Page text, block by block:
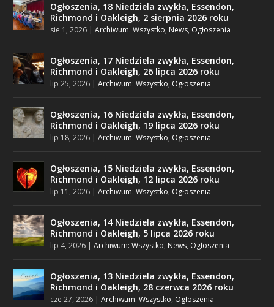
Ogłoszenia, 18 Niedziela zwykła, Essendon,
Richmond i Oakleigh, 2 sierpnia 2026 roku
sie 1, 2026 |Archiwum: Wszystko, News, Ogłoszenia
Ogłoszenia, 17 Niedziela zwykła, Essendon,
Richmond i Oakleigh, 26 lipca 2026 roku
lip 25, 2026 |Archiwum: Wszystko, Ogłoszenia
Ogłoszenia, 16 Niedziela zwykła, Essendon,
Richmond i Oakleigh, 19 lipca 2026 roku
lip 18, 2026 |Archiwum: Wszystko, Ogłoszenia
Ogłoszenia, 15 Niedziela zwykła, Essendon,
Richmond i Oakleigh, 12 lipca 2026 roku
lip 11, 2026 |Archiwum: Wszystko, Ogłoszenia
Ogłoszenia, 14 Niedziela zwykła, Essendon,
Richmond i Oakleigh, 5 lipca 2026 roku
lip 4, 2026 |Archiwum: Wszystko, News, Ogłoszenia
Ogłoszenia, 13 Niedziela zwykła, Essendon,
Richmond i Oakleigh, 28 czerwca 2026 roku
cze 27, 2026 |Archiwum: Wszystko, Ogłoszenia